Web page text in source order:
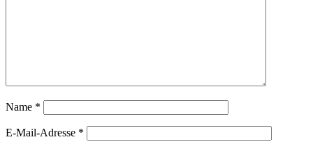
Name *
E-Mail-Adresse *